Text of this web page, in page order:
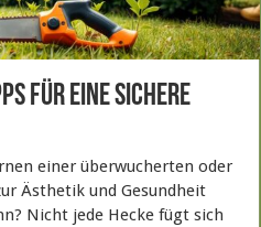
für eine sichere
einer überwucherten oder
Ästhetik und Gesundheit
Nicht jede Hecke fügt sich